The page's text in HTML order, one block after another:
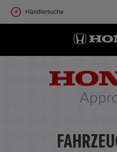
Händlersuche